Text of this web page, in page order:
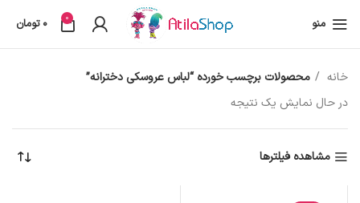
منو 0
0 تومان
خانه
محصولات برچسب خورده “لباس عروسکی دخترانه”
در حال نمایش یک نتیجه
مشاهده فیلترها